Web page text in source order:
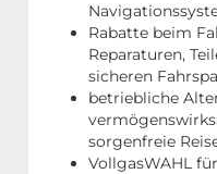
Rabatte beim
Reparaturen,
sicheren
betriebliche
sorgenfreie
VollgasWAHL